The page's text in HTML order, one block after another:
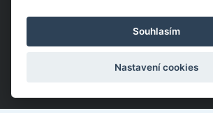
Souhlasím
Nastavení cookies